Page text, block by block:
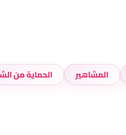
المشاهير الحماية من